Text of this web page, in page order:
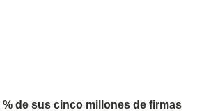
% de sus cinco millones de firmas